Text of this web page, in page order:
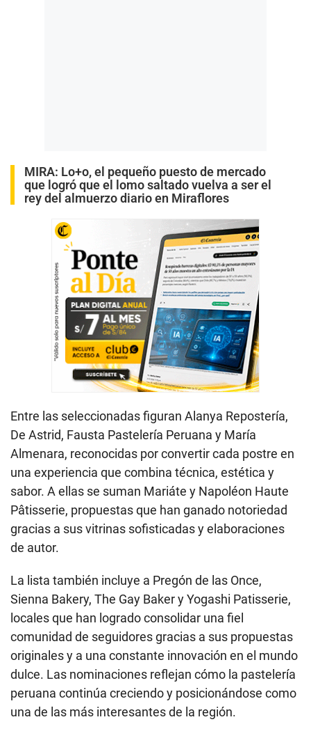
MIRA: Lo+o, el pequeño puesto de mercado
que logró que el lomo saltado vuelva a ser el
rey del almuerzo diario en Miraflores
Entre las seleccionadas figuran Alanya Repostería,
De Astrid, Fausta Pastelería Peruana y María
Almenara, reconocidas por convertir cada postre en
una experiencia que combina técnica, estética y
sabor. A ellas se suman Mariáte y Napoléon Haute
Pâtisserie, propuestas que han ganado notoriedad
gracias a sus vitrinas sofisticadas y elaboraciones
de autor.
La lista también incluye a Pregón de las Once,
Sienna Bakery, The Gay Baker y Yogashi Patisserie,
locales que han logrado consolidar una fiel
comunidad de seguidores gracias a sus propuestas
originales y a una constante innovación en el mundo
dulce. Las nominaciones reflejan cómo la pastelería
peruana continúa creciendo y posicionándose como
una de las más interesantes de la región.